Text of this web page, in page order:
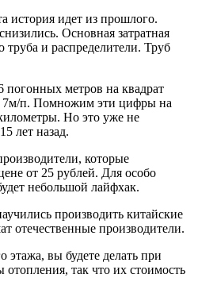
история идет из прошлого.
Основная затратная
и распределители. Труб
метров на квадрат
п. Помножим эти цифры на
Но это уже не
лет назад.
которые
от 25 рублей. Для особо
небольшой лайфхак.
производить китайские
отечественные производители.
этажа, вы будете делать при
так что их стоимость